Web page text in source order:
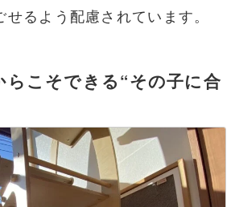
るよう配慮されています。
らこそできる“その子に合